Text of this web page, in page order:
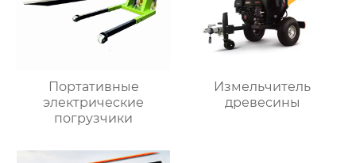
Портативные
электрические
погрузчики
Измельчитель
древесины